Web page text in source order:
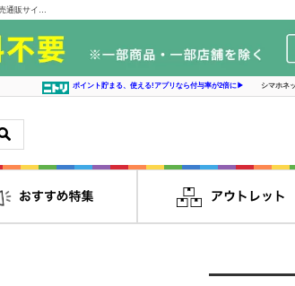
オカムラ 小型ヘッドアジャストアーム コンテッサⅡ ＣＣ８ＡGA－ＦＰG1｜インテリアの島忠・ホームズ家具販売通販サイト シマホネット
ポイント貯まる、使える!アプリなら付与率が2倍に▶ シマホネ